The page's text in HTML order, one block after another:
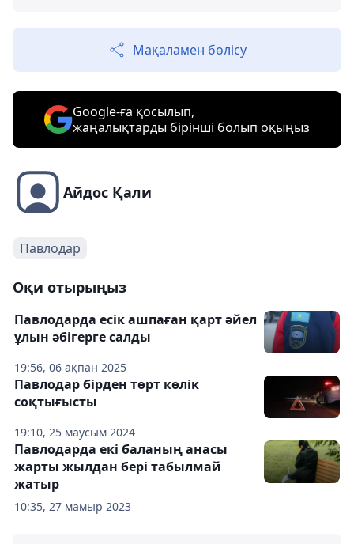
Мақаламен бөлісу
Google-ға қосылып,
жаңалықтарды бірінші болып оқыңыз
Айдос Қали
Павлодар
Оқи отырыңыз
19:56, 06 ақпан 2025
Павлодарда есік ашпаған қарт әйел
ұлын әбігерге салды
19:10, 25 маусым 2024
Павлодар бірден төрт көлік
соқтығысты
10:35, 27 мамыр 2023
Павлодарда екі баланың анасы
жарты жылдан бері табылмай
жатыр